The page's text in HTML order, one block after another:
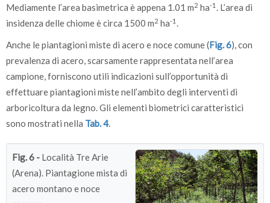
Mediamente l’area basimetrica è appena 1.01 m2 ha-1 . L’area di
insidenza delle chiome è circa 1500 m2 ha-1 .
Anche le piantagioni miste di acero e noce comune (Fig. 6), con
prevalenza di acero, scarsamente rappresentata nell’area
campione, forniscono utili indicazioni sull’opportunità di
effettuare piantagioni miste nell’ambito degli interventi di
arboricoltura da legno. Gli elementi biometrici caratteristici
sono mostrati nella Tab. 4.
Fig. 6 - Località Tre Arie
(Arena). Piantagione mista di
acero montano e noce